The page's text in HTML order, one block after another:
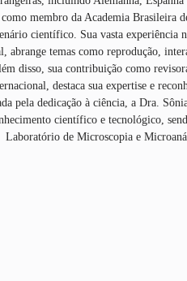
membro da Academia Brasileira
científico. Sua vasta experiência
abrange temas como reprodução,
disso, sua contribuição como
destaca sua expertise e
pela dedicação à ciência, a Dra.
científico e tecnológico,
Laboratório de Microscopia e